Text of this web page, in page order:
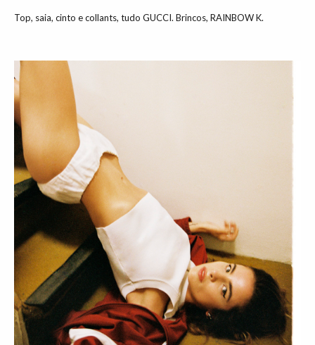
Top, saia, cinto e collants, tudo GUCCI. Brincos, RAINBOW K.